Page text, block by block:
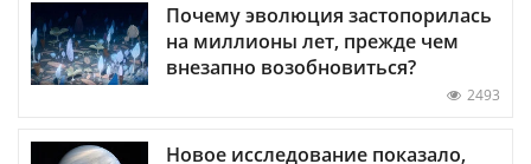
Почему эволюция застопорилась
на миллионы лет, прежде чем
внезапно возобновиться?
2493
Новое исследование показало,